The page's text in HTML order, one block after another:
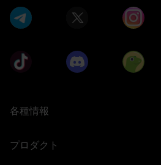
各種情報
プロダクト